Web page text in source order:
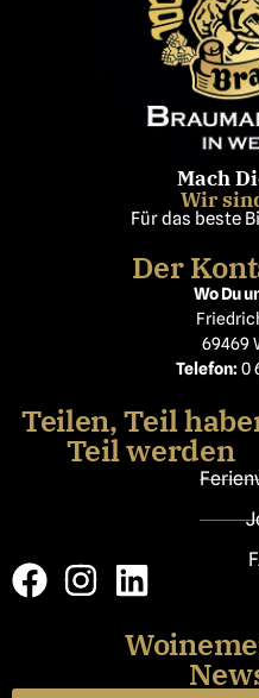
Mach
Wir
Für das beste
Der
Wo Du
69469
Telefon: 0
Teilen, Teil
Teil werden